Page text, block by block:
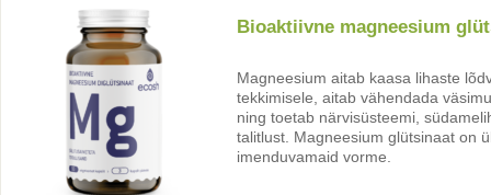
Bioaktiivne magneesium
Magneesium aitab kaasa lihaste
tekkimisele, aitab vähendada
ning toetab närvisüsteemi,
talitlust. Magneesium glütsinaat on
imenduvamaid vorme.